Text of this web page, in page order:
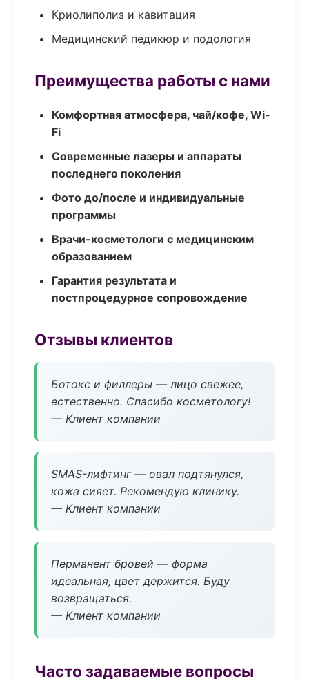
Криолиполиз и кавитация
Медицинский педикюр и подология
Преимущества работы с нами
Комфортная атмосфера, чай/кофе, Wi-
Fi
Современные лазеры и аппараты
последнего поколения
Фото до/после и индивидуальные
программы
Врачи-косметологи с медицинским
образованием
Гарантия результата и
постпроцедурное сопровождение
Отзывы клиентов
Ботокс и филлеры — лицо свежее,
естественно. Спасибо косметологу!
— Клиент компании
SMAS-лифтинг — овал подтянулся,
кожа сияет. Рекомендую клинику.
— Клиент компании
Перманент бровей — форма
идеальная, цвет держится. Буду
возвращаться.
— Клиент компании
Часто задаваемые вопросы